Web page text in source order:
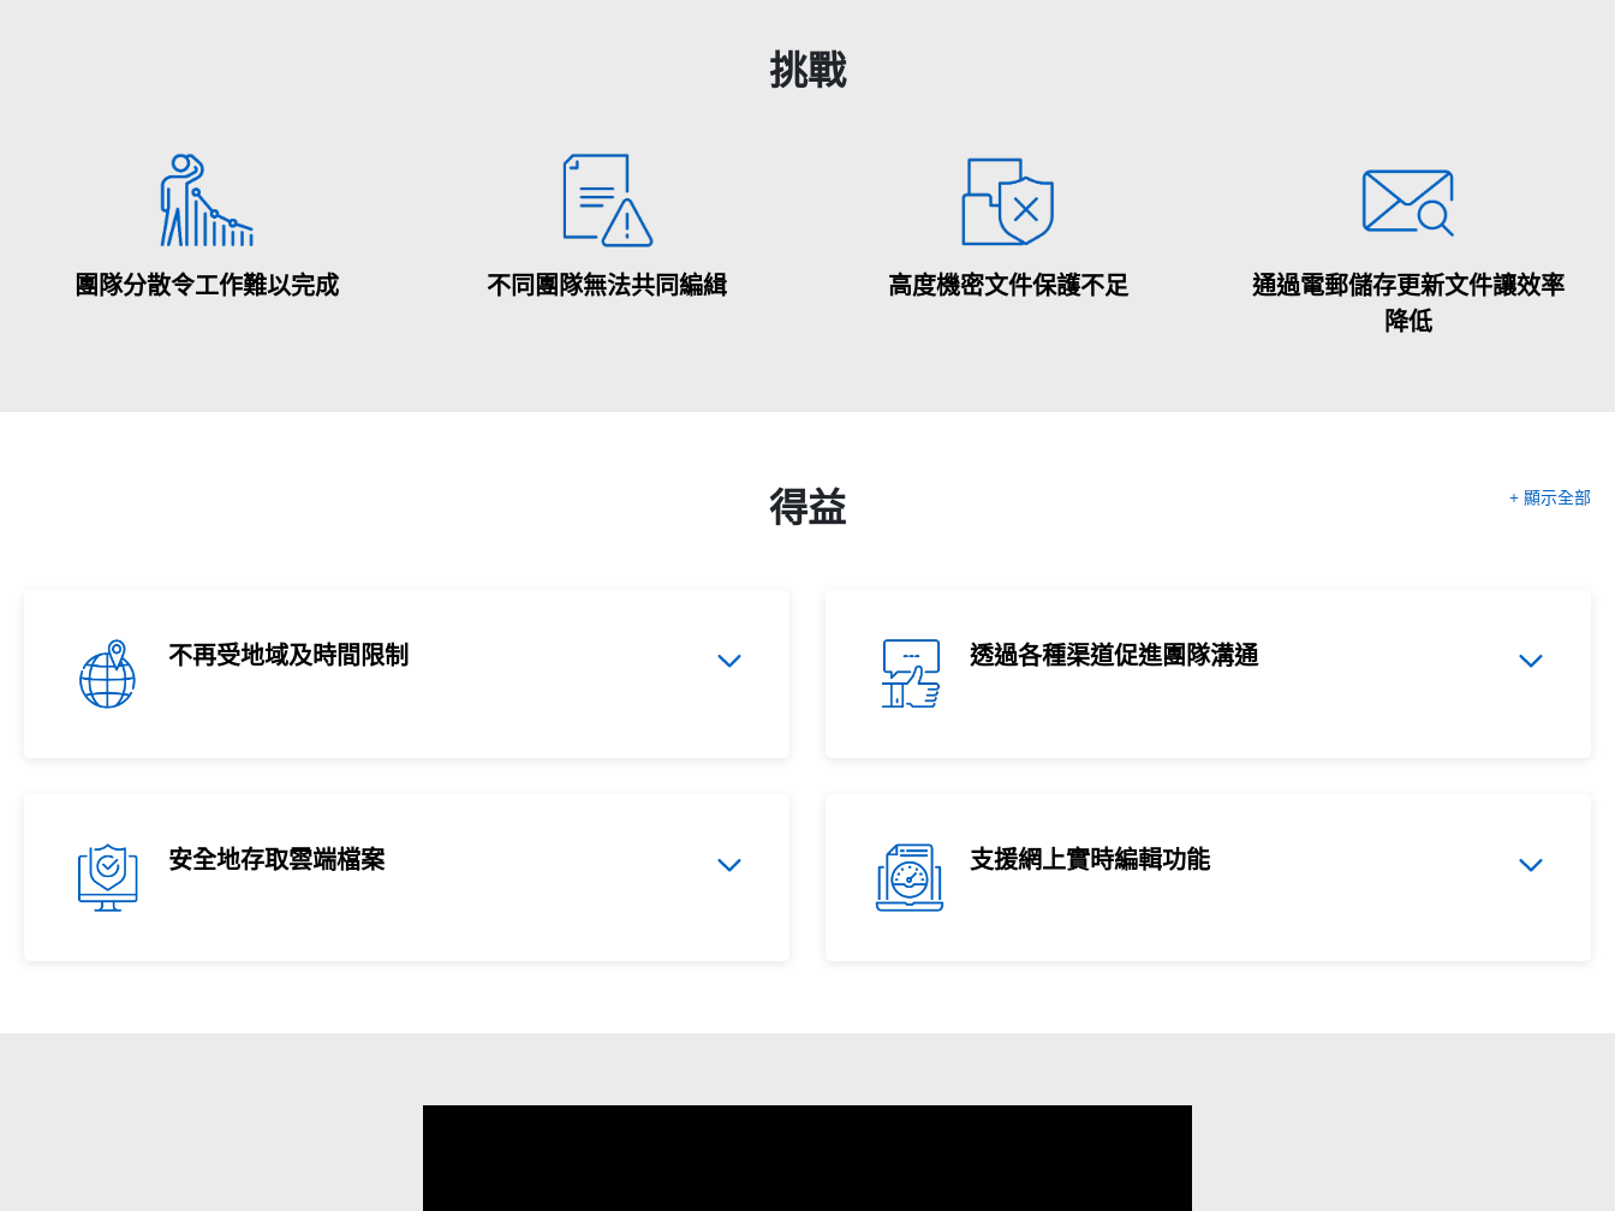
挑戰
團隊分散令工作難以完成 不同團隊無法共同編緝 高度機密文件保護不足
通過電郵儲存更新文件讓效率
降低
得益 + 顯示全部
不再受地域及時間限制 透過各種渠道促進團隊溝通
安全地存取雲端檔案 支援網上實時編輯功能